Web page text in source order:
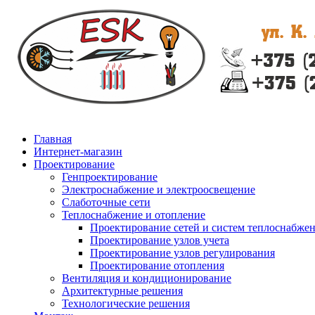
Главная
Интернет-магазин
Проектирование
Генпроектирование
Электроснабжение и электроосвещение
Слаботочные сети
Теплоснабжение и отопление
Проектирование сетей и систем
Проектирование узлов учета
Проектирование узлов регулирования
Проектирование отопления
Вентиляция и кондиционирование
Архитектурные решения
Технологические решения